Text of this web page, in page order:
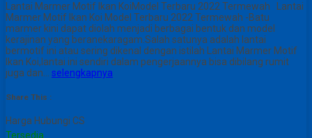
Lantai Marmer Motif Ikan KoiModel Terbaru 2022 Termewah Lantai
Marmer Motif Ikan Koi Model Terbaru 2022 Termewah -Batu
marmer kini dapat diolah menjadi berbagai bentuk dan model
kerajinan yang beranekaragam.Salah satunya adalah lantai
bermotif ini atau sering dikenal dengan istilah Lantai Marmer Motif
Ikan Koi,lantai ini sendiri dalam pengerjaannya bisa dibilang rumit
juga dan… selengkapnya
Share This :
Harga Hubungi CS
Tersedia